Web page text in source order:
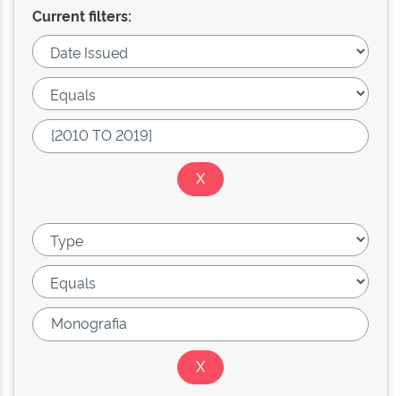
Current filters: